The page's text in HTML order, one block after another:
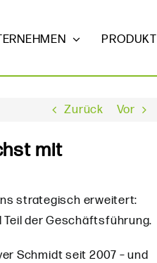
PRODUKT
Zurück Vor
mit
strategisch erweitert:
der Geschäftsführung.
Schmidt seit 2007 – und